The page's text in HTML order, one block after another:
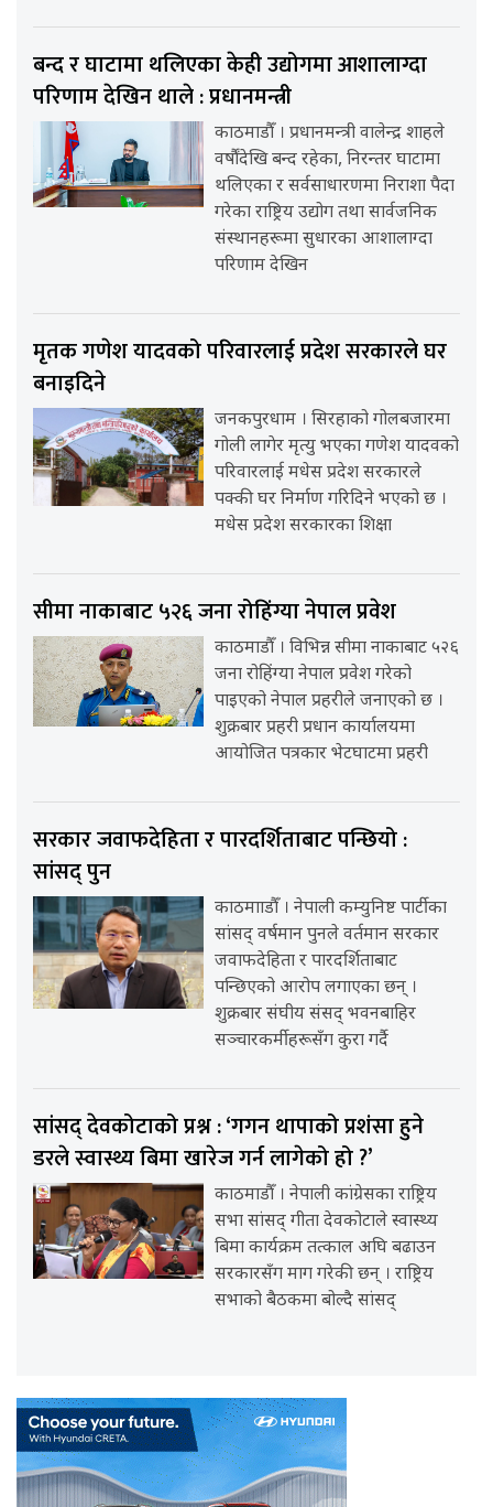
बन्द र घाटामा थलिएका केही उद्योगमा आशालाग्दा
परिणाम देखिन थाले : प्रधानमन्त्री
काठमाडौँ । प्रधानमन्त्री वालेन्द्र शाहले
वर्षौंदेखि बन्द रहेका, निरन्तर घाटामा
थलिएका र सर्वसाधारणमा निराशा पैदा
गरेका राष्ट्रिय उद्योग तथा सार्वजनिक
संस्थानहरूमा सुधारका आशालाग्दा
परिणाम देखिन
मृतक गणेश यादवको परिवारलाई प्रदेश सरकारले घर
बनाइदिने
जनकपुरधाम । सिरहाको गोलबजारमा
गोली लागेर मृत्यु भएका गणेश यादवको
परिवारलाई मधेस प्रदेश सरकारले
पक्की घर निर्माण गरिदिने भएको छ ।
मधेस प्रदेश सरकारका शिक्षा
सीमा नाकाबाट ५२६ जना रोहिंग्या नेपाल प्रवेश
काठमाडौँ । विभिन्न सीमा नाकाबाट ५२६
जना रोहिंग्या नेपाल प्रवेश गरेको
पाइएको नेपाल प्रहरीले जनाएको छ ।
शुक्रबार प्रहरी प्रधान कार्यालयमा
आयोजित पत्रकार भेटघाटमा प्रहरी
सरकार जवाफदेहिता र पारदर्शिताबाट पन्छियो :
सांसद् पुन
काठमााडौँ । नेपाली कम्युनिष्ट पार्टीका
सांसद् वर्षमान पुनले वर्तमान सरकार
जवाफदेहिता र पारदर्शिताबाट
पन्छिएको आरोप लगाएका छन् ।
शुक्रबार संघीय संसद् भवनबाहिर
सञ्चारकर्मीहरूसँग कुरा गर्दै
सांसद् देवकोटाको प्रश्न : ‘गगन थापाको प्रशंसा हुने
डरले स्वास्थ्य बिमा खारेज गर्न लागेको हो ?’
काठमाडौँ । नेपाली कांग्रेसका राष्ट्रिय
सभा सांसद् गीता देवकोटाले स्वास्थ्य
बिमा कार्यक्रम तत्काल अघि बढाउन
सरकारसँग माग गरेकी छन् । राष्ट्रिय
सभाको बैठकमा बोल्दै सांसद्